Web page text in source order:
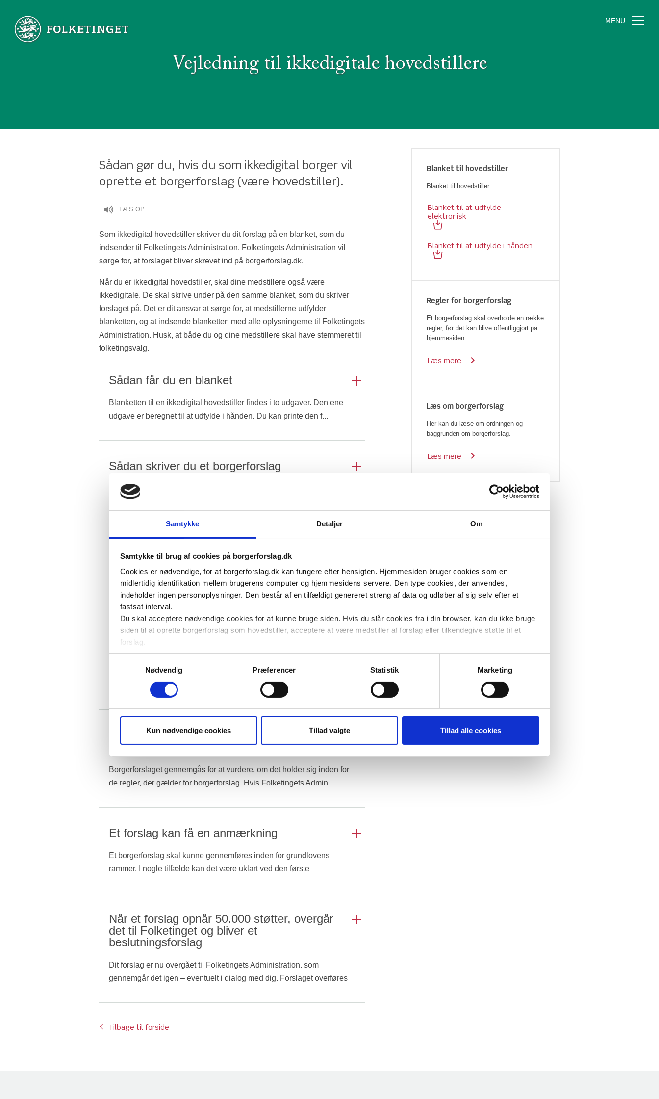
Samtykke Detaljer Om
Samtykke til brug af cookies på borgerforslag.dk
Cookies er nødvendige, for at borgerforslag.dk kan fungere efter hensigten. Hjemmesiden bruger cookies som en
midlertidig identifikation mellem brugerens computer og hjemmesidens servere. Den type cookies, der anvendes,
indeholder ingen personoplysninger. Den består af en tilfældigt genereret streng af data og udløber af sig selv efter et
fastsat interval.
Du skal acceptere nødvendige cookies for at kunne bruge siden. Hvis du slår cookies fra i din browser, kan du ikke bruge
siden til at oprette borgerforslag som hovedstiller, acceptere at være medstiller af forslag eller tilkendegive støtte til et
forslag.
Folketinget bruger statistik cookies til at undersøge, hvordan hjemmesiden bliver anvendt for at forbedre
brugervenligheden. Oplysningerne er anonymiserede og kan ikke henføres til navngivne brugere
Nødvendig
Præferencer Statistik Marketing
Kun nødvendige cookies Tillad valgte Tillad alle cookies
MENU
Vejledning til ikkedigitale hovedstillere
Sådan gør du, hvis du som ikkedigital borger vil
oprette et borgerforslag (være hovedstiller).
LÆS OP
Som ikkedigital hovedstiller skriver du dit forslag på en blanket, som du
indsender til Folketingets Administration. Folketingets Administration vil
sørge for, at forslaget bliver skrevet ind på borgerforslag.dk.
Når du er ikkedigital hovedstiller, skal dine medstillere også være
ikkedigitale. De skal skrive under på den samme blanket, som du skriver
forslaget på. Det er dit ansvar at sørge for, at medstillerne udfylder
blanketten, og at indsende blanketten med alle oplysningerne til Folketingets
Administration. Husk, at både du og dine medstillere skal have stemmeret til
folketingsvalg.
Sådan får du en blanket
Blanketten til en ikkedigital hovedstiller findes i to udgaver. Den ene
udgave er beregnet til at udfylde i hånden. Du kan printe den f...
Sådan skriver du et borgerforslag
1. Titel
For det første skal dit forslag have en titel, som må bestå af højst 140
Blanketten sendes til Folketinget
Blanketten sendes samlet med posten til
Christiansborg, Folketinget
Att: Borgerforslag
Rigsdagsgåden 4
Folketingets Administration modtager
Folketingets Administration kontrollerer, at der er mindst 3 medstillere
og tjekker manuelt ved opslag i Det Centrale Personregister (CPR), at
medstillere og hovedstiller har stemmeret til folketingsvalg. Herefter
indtaster Folketingets administration borgerforslaget og de
Folketingets Administration gennemgår
forslaget
Borgerforslaget gennemgås for at vurdere, om det holder sig inden for
de regler, der gælder for borgerforslag. Hvis Folketingets Admini...
Et forslag kan få en anmærkning
Et borgerforslag skal kunne gennemføres inden for grundlovens
rammer. I nogle tilfælde kan det være uklart ved den første
Når et forslag opnår 50.000 støtter, overgår
det til Folketinget og bliver et
beslutningsforslag
Dit forslag er nu overgået til Folketingets Administration, som
gennemgår det igen – eventuelt i dialog med dig. Forslaget overføres
Tilbage til forside
Blanket til hovedstiller
Blanket til hovedstiller
Blanket til at udfylde
elektronisk
Blanket til at udfylde i hånden
Regler for borgerforslag
Et borgerforslag skal overholde en række
regler, før det kan blive offentliggjort på
hjemmesiden.
Læs mere
Læs om borgerforslag
Her kan du læse om ordningen og
baggrunden om borgerforslag.
Læs mere